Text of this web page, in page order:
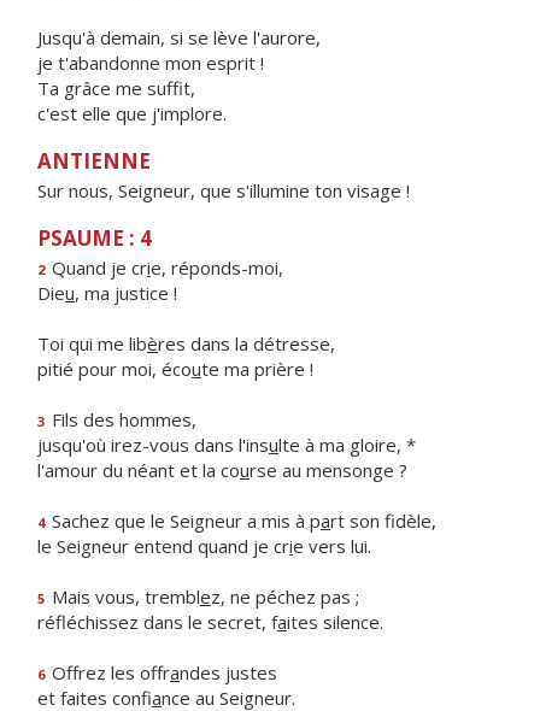
Jusqu'à demain, si se lève l'aurore,
je t'abandonne mon esprit !
Ta grâce me suffit,
c'est elle que j'implore.
ANTIENNE
Sur nous, Seigneur, que s'illumine ton visage !
PSAUME : 4
2 Quand je crie, réponds-moi,
Dieu, ma justice !
Toi qui me libères dans la détresse,
pitié pour moi, écoute ma prière !
3 Fils des hommes,
jusqu'où irez-vous dans l'insulte à ma gloire, *
l'amour du néant et la course au mensonge ?
4 Sachez que le Seigneur a mis à part son fidèle,
le Seigneur entend quand je crie vers lui.
5 Mais vous, tremblez, ne péchez pas ;
réfléchissez dans le secret, faites silence.
6 Offrez les offrandes justes
et faites confiance au Seigneur.